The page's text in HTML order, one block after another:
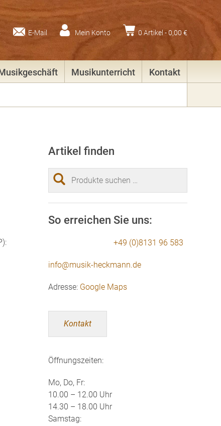
E-Mail Mein Konto 0 Artikel -0,00 €
Musikunterricht Kontakt
Artikel finden
Suchen
nach:
So erreichen Sie uns:
+49 (0)8131 96 583
info@musik-heckmann.de
Adresse: Google Maps
Kontakt
Öffnungszeiten:
Mo, Do, Fr:
10.00 – 12.00 Uhr
14.30 – 18.00 Uhr
Samstag: